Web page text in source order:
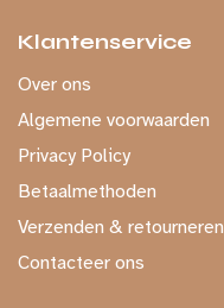
Klantenservice
Over ons
Algemene voorwaarden
Privacy Policy
Betaalmethoden
Verzenden & retourneren
Contacteer ons